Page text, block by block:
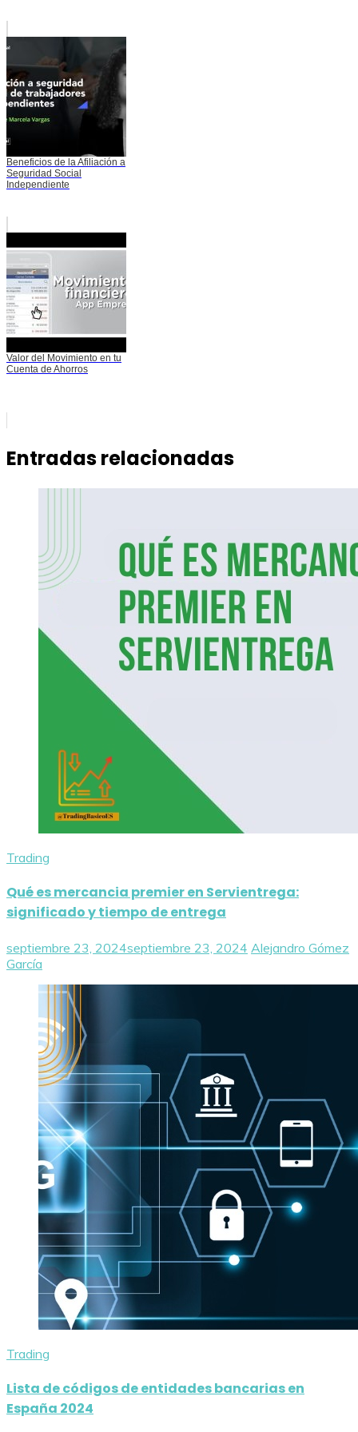
Beneficios de la Afiliación a
Seguridad Social
Independiente
Valor del Movimiento en tu
Cuenta de Ahorros
Entradas relacionadas
Trading
Qué es mercancia premier en Servientrega:
significado y tiempo de entrega
septiembre 23, 2024septiembre 23, 2024 Alejandro Gómez
García
Trading
Lista de códigos de entidades bancarias en
España 2024